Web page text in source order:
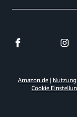
Amazon.de
Cookie